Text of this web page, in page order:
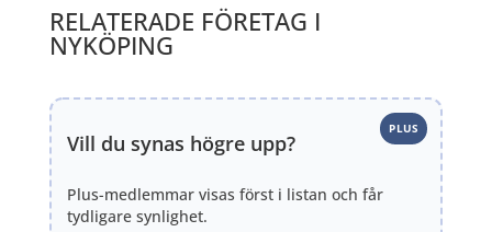
RELATERADE FÖRETAG I
NYKÖPING
Vill du synas högre upp?
PLUS
Plus-medlemmar visas först i listan och får
tydligare synlighet.